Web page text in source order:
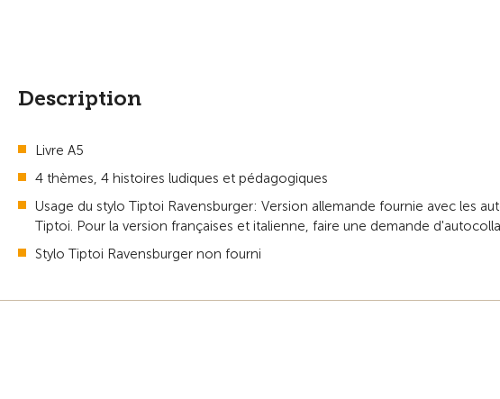
Description
Livre A5
4 thèmes, 4 histoires ludiques et pédagogiques
Usage du stylo Tiptoi Ravensburger: Version allemande fournie avec les
Tiptoi. Pour la version françaises et italienne, faire une demande
Stylo Tiptoi Ravensburger non fourni